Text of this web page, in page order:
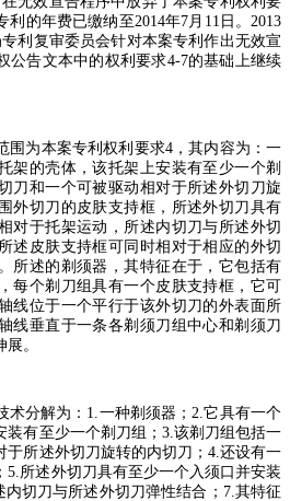
利的年费已缴纳至 2014年7 月 11 日。 2013
利复审委员会针对本案专利作出无效宣
公告文本中的权利要求4-7的基础上继续
围为本案专利权利要求4，其内容为：一
架的壳体，该托架上安装有至少一个剃
刀和一个可被驱动相对于所述外切刀旋
外切刀的皮肤支持框，所述外切刀具有
对于托架运动，所述内切刀与所述外切
述皮肤支持框可同时相对于相应的外切
所述的剃须器，其特征在于，它包括有
每个剃刀组具有一个皮肤支持框，它可
线位于一个平行于该外切刀的外表面所
线垂直于一条各剃须刀组中心和剃须刀
。
术分解为： 1. 一种剃须器； 2.它具有一个
有至少一个剃刀组； 3. 该剃刀组包括一
所述外切刀旋转的内切刀； 4. 还设有一
5. 所述外切刀具有至少一个入须口并安装
内切刀与所述外切刀弹性结合； 7. 其特征